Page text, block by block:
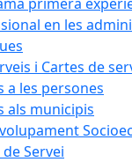
en les
i Cartes de
a les persones
als municipis
Servei